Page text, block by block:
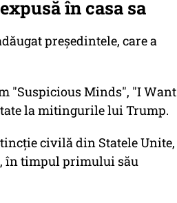
în casa sa
preşedintele, care a
"Suspicious Minds", "I Want
la mitingurile lui Trump.
civilă din Statele Unite,
în timpul primului său